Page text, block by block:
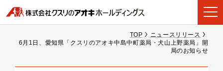
TOP
ニュースリリース
6月1日、愛知県「クスリのアオキ中島中町薬局・犬山上野薬局」開
局のお知らせ